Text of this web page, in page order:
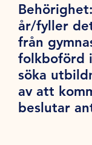
Behörighet:
år/fyller
från
folkboförd
söka
av att
beslutar